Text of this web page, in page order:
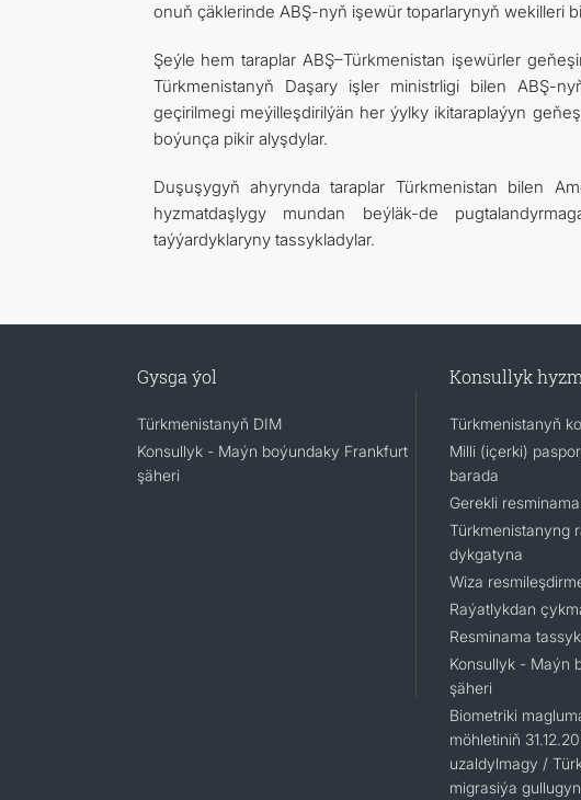
onuň çäklerinde ABŞ-nyň işewür toparlarynyň wekilleri
Şeýle hem taraplar ABŞ–Türkmenistan işewürler
Türkmenistanyň Daşary işler ministrligi bilen ABŞ-
geçirilmegi meýilleşdirilýän her ýylky ikitaraplaýyn
boýunça pikir alyşdylar.
Duşuşygyň ahyrynda taraplar Türkmenistan bilen
hyzmatdaşlygy mundan beýläk-de
taýýardyklaryny tassykladylar.
Gysga ýol
Türkmenistanyň DIM
Konsullyk - Maýn boýundaky Frankfurt
şäheri
Konsullyk
Türkmenistanyň
Milli (içerki)
barada
Gerekli
Türkmenistanyng
dykgatyna
Wiza
Raýatlykdan
Resminama
Konsullyk - Maýn
şäheri
Biometriki
möhletiniň
uzaldylmagy /
migrasiýa